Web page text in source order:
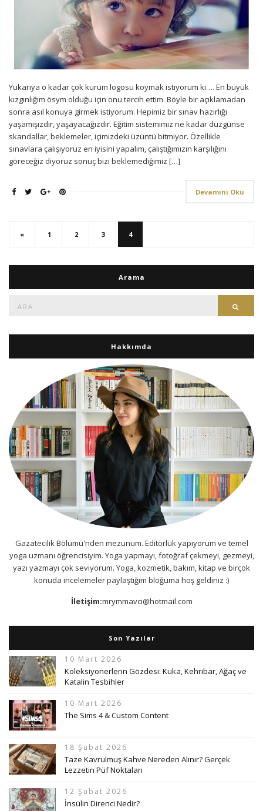
Yukarıya o kadar çok kurum logosu koymak istiyorum ki…. En büyük
kızgınlığım ösym olduğu için onu tercih ettim. Böyle bir açıklamadan
sonra asıl konuya girmek istiyorum. Hepimiz bir sınav hazırlığı
yaşamışızdır, yaşayacağızdır. Eğitim sistemimiz ne kadar düzgünse
skandallar, beklemeler, içimizdeki üzüntü bitmiyor. Özellikle
sınavlara çalışıyoruz en iyisini yapalım, çalıştığımızın karşılığını
göreceğiz diyoruz sonuç bizi beklemediğimiz […]
Devamını Oku
« 1 2 3 4
Arama
Hakkımda
Gazatecilik Bölümü'nden mezunum. Editörlük yapıyorum ve temel
yoga uzmanı öğrencisiyim. Yoga yapmayı, fotoğraf çekmeyi, gezmeyi,
yazı yazmayı çok seviyorum. Yoga, kozmetik, bakım, kitap ve birçok
konuda incelemeler paylaştığım bloğuma hoş geldiniz :)
İletişim:mrymmavci@hotmail.com
Son Yazılar
10 Mart 2026
Koleksiyonerlerin Gözdesi: Kuka, Kehribar, Ağaç ve
Katalin Tesbihler
10 Mart 2026
The Sims 4 & Custom Content
18 Şubat 2026
Taze Kavrulmuş Kahve Nereden Alınır? Gerçek
Lezzetin Püf Noktaları
12 Şubat 2026
İnsülin Direnci Nedir?